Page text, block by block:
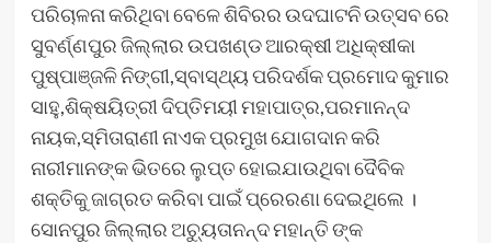
ପରିଚାଳନା କରିଥିବା ବେଳେ ଶିବିରର ଉଦଘାଟନି ଉତ୍ସବ ରେ
ସୁବର୍ଣ୍ଣପୁର ଜିଲ୍ଲାର ଉପଖଣ୍ଡ ଆରକ୍ଷୀ ଅଧିକ୍ଷୀକା
ପୁଷ୍ପାଞ୍ଜଳି ନିଙ୍ଗୀ,ସ୍ବାସ୍ଥ୍ୟ ପରିଦର୍ଶକ ପ୍ରମୋଦ କୁମାର
ସାହୁ,ଶିକ୍ଷୟିତ୍ରୀ ଦିପ୍ତିମୟୀ ମହାପାତ୍ର,ପରମାନନ୍ଦ
ନାୟକ,ସ୍ମିତାରାଣୀ ନାଏକ ପ୍ରମୁଖ ଯୋଗଦାନ କରି
ନାରୀମାନଙ୍କ ଭିତରେ ଲୁପ୍ତ ହୋଇଯାଉଥିବା ଦୈବିକ
ଶକ୍ତିକୁ ଜାଗ୍ରତ କରିବା ପାଇଁ ପ୍ରେରଣା ଦେଇଥିଲେ ।
ସୋନପୁର ଜିଲ୍ଲାର ଅଚ୍ୟୁତାନନ୍ଦ ମହାନ୍ତି ଙ୍କ